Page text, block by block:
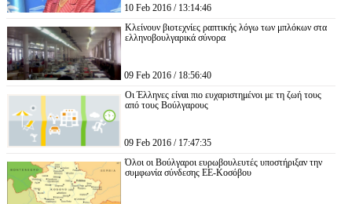
10 Feb 2016 / 13:14:46
Κλείνουν βιοτεχνίες ραπτικής λόγω των μπλόκων στα
ελληνοβουλγαρικά σύνορα
09 Feb 2016 / 18:56:40
Οι Έλληνες είναι πιο ευχαριστημένοι με τη ζωή τους
από τους Βούλγαρους
09 Feb 2016 / 17:47:35
Όλοι οι Βούλγαροι ευρωβουλευτές υποστήριξαν την
συμφωνία σύνδεσης ΕΕ-Κοσόβου